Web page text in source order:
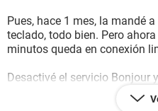
Pues, hace 1 mes, la mandé
teclado, todo bien. Pero
minutos queda en conexión
Desactivé el servicio Bonjour